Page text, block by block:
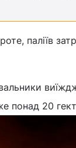
паліїв
понад 20